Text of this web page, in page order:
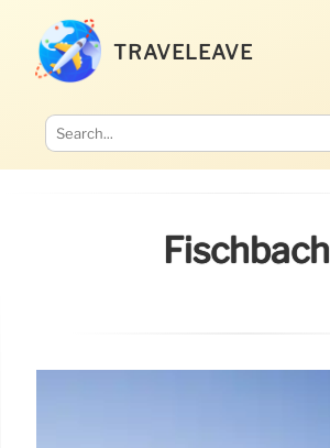
TRAVELEAVE
Fischbach